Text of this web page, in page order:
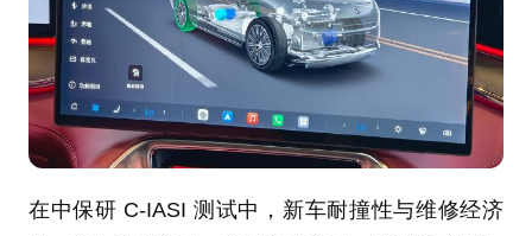
在中保研 C-IASI 测试中，新车耐撞性与维修经济